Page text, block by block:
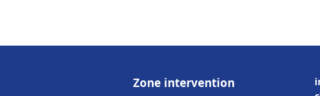
Zone intervention